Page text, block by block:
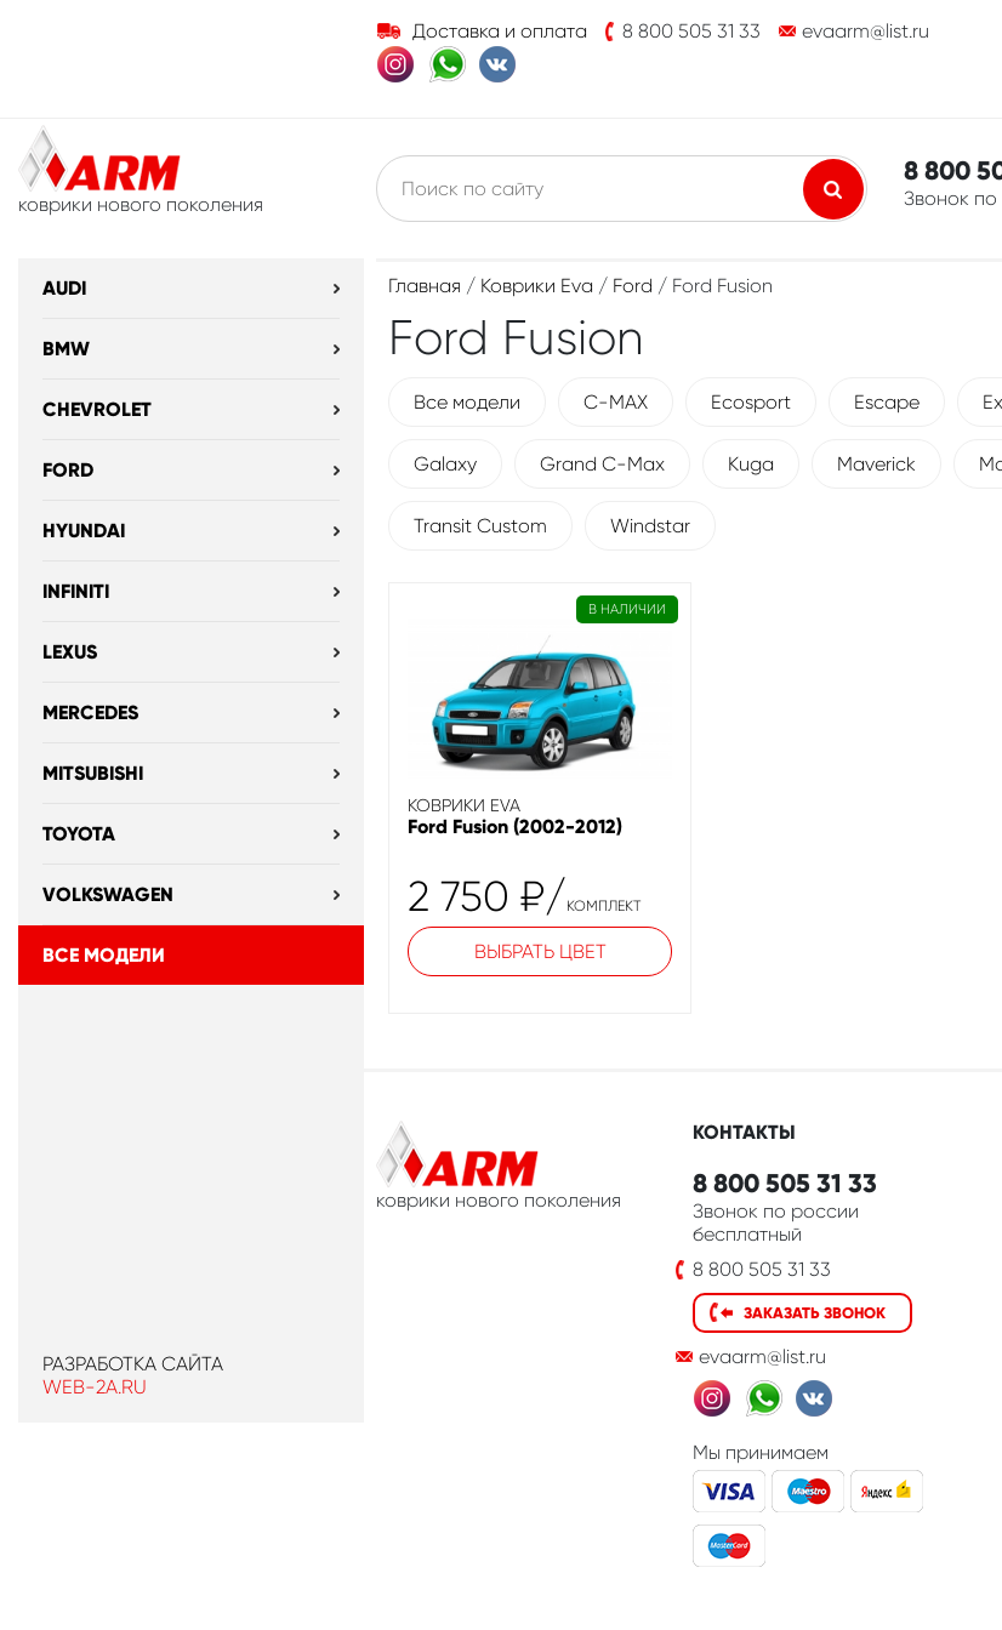
Доставка и оплата 8 800 505 31 33 evaarm@list.ru
коврики нового поколения
AUDI
BMW
CHEVROLET
FORD
HYUNDAI
INFINITI
LEXUS
MERCEDES
MITSUBISHI
TOYOTA
VOLKSWAGEN
ВСЕ МОДЕЛИ
РАЗРАБОТКА САЙТА
WEB-2A.RU
8 800
Звонок по
Главная / Коврики Eva / Ford / Ford Fusion
Ford Fusion
Все модели C-MAX Ecosport Escape
Galaxy Grand C-Max Kuga Maverick
Transit Custom Windstar
В НАЛИЧИИ
КОВРИКИ EVA
Ford Fusion (2002-2012)
2 750 ₽/ КОМПЛЕКТ
ВЫБРАТЬ ЦВЕТ
коврики нового поколения
КОНТАКТЫ
8 800 505 31 33
Звонок по россии
бесплатный
8 800 505 31 33
ЗАКАЗАТЬ ЗВОНОК
evaarm@list.ru
Мы принимаем